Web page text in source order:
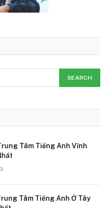
Tâm Tiếng Anh Vĩnh
Tâm Tiếng Anh Ở Tây